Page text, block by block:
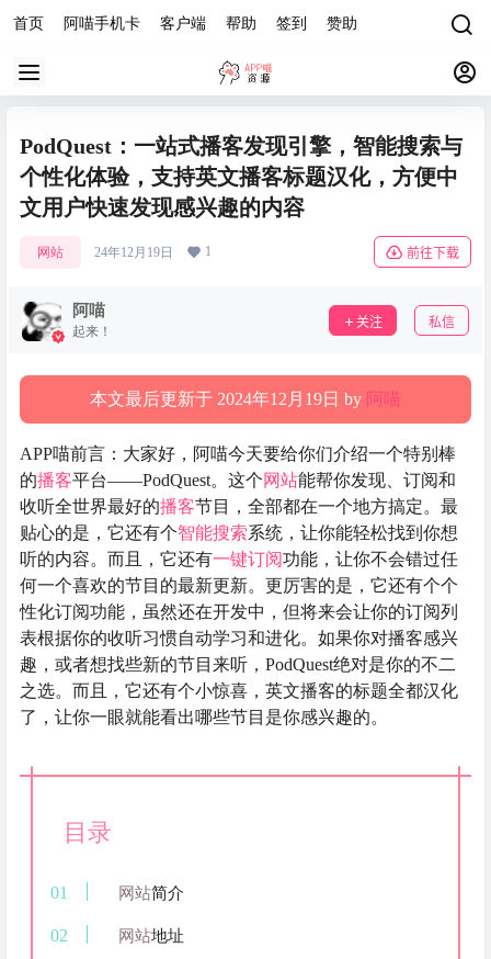
首页 阿喵手机卡 客户端 帮助 签到 赞助
PodQuest：一站式播客发现引擎，智能搜索与
个性化体验，支持英文播客标题汉化，方便中
文用户快速发现感兴趣的内容
网站 24年12月19日 1 前往下载
阿喵
起来！
关注 私信
本文最后更新于 2024年12月19日 by 阿喵
APP喵前言：大家好，阿喵今天要给你们介绍一个特别棒
的播客平台——PodQuest。这个网站能帮你发现、订阅和
收听全世界最好的播客节目，全部都在一个地方搞定。最
贴心的是，它还有个智能搜索系统，让你能轻松找到你想
听的内容。而且，它还有一键订阅功能，让你不会错过任
何一个喜欢的节目的最新更新。更厉害的是，它还有个个
性化订阅功能，虽然还在开发中，但将来会让你的订阅列
表根据你的收听习惯自动学习和进化。如果你对播客感兴
趣，或者想找些新的节目来听，PodQuest绝对是你的不二
之选。而且，它还有个小惊喜，英文播客的标题全都汉化
了，让你一眼就能看出哪些节目是你感兴趣的。
目录
网站简介
网站地址